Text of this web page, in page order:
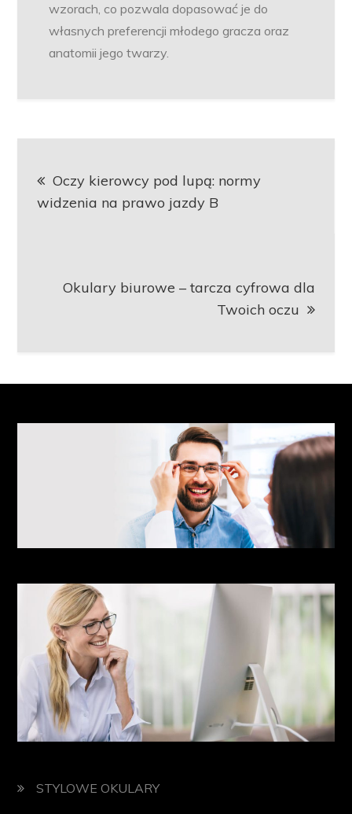
wzorach, co pozwala dopasować je do
własnych preferencji młodego gracza oraz
anatomii jego twarzy.
wpisu
Oczy kierowcy pod lupą: normy
widzenia na prawo jazdy B
Okulary biurowe – tarcza cyfrowa dla
Twoich oczu
STYLOWE OKULARY